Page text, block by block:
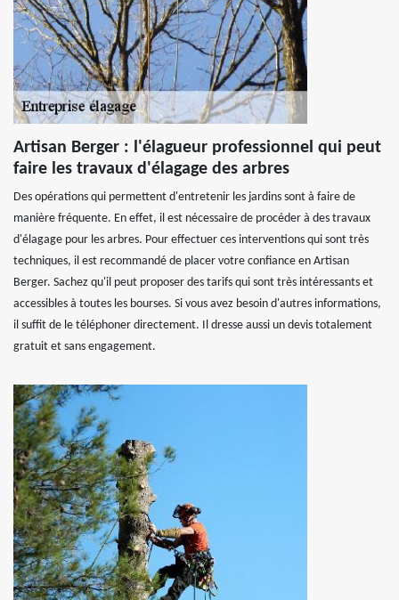
Artisan Berger : l'élagueur professionnel qui peut
faire les travaux d'élagage des arbres
Des opérations qui permettent d'entretenir les jardins sont à faire de
manière fréquente. En effet, il est nécessaire de procéder à des travaux
d'élagage pour les arbres. Pour effectuer ces interventions qui sont très
techniques, il est recommandé de placer votre confiance en Artisan
Berger. Sachez qu'il peut proposer des tarifs qui sont très intéressants et
accessibles à toutes les bourses. Si vous avez besoin d'autres informations,
il suffit de le téléphoner directement. Il dresse aussi un devis totalement
gratuit et sans engagement.